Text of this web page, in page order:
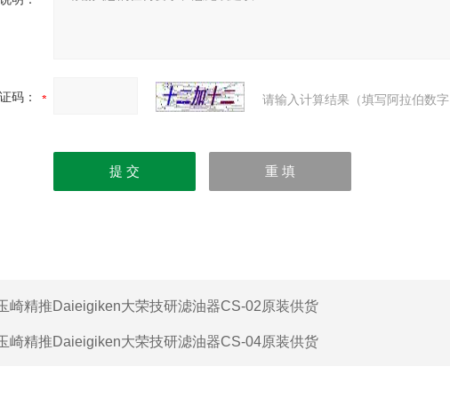
码： 请输入计算结果（填写阿拉伯数
崎精推Daieigiken大荣技研滤油器CS-02原装供货
崎精推Daieigiken大荣技研滤油器CS-04原装供货